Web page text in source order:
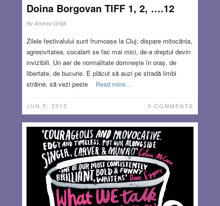
Doina Borgovan TIFF 1, 2, ….12
By Andrea Ghiţă
Zilele festivalului sunt frumoase la Cluj: dispare mitocănia,
agresivitatea, cocalarii se fac mai mici, de-a dreptul devin
invizibili. Un aer de normalitate domnește în oraș, de
libertate, de bucurie. E plăcut să auzi pe stradă limbi
străine, să vezi peste
Read more…
JUN 5, 2013 0 COMMENTS